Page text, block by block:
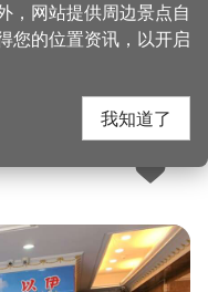
人气：7750
，网站提供周边景点自
您的位置资讯，以开启
我知道了